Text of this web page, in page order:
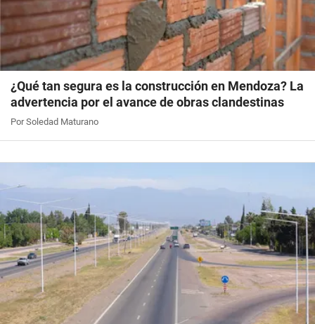
¿Qué tan segura es la construcción en Mendoza? La
advertencia por el avance de obras clandestinas
Por Soledad Maturano